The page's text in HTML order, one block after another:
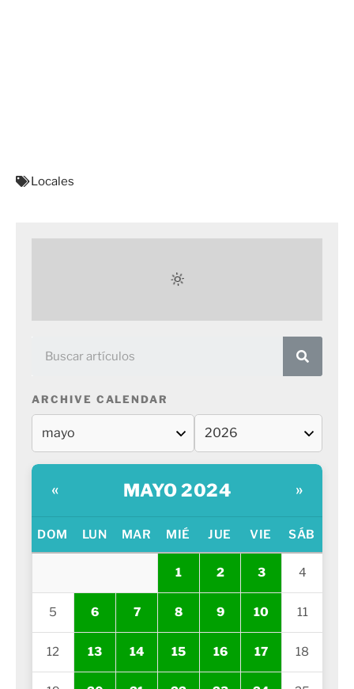
Locales
ARCHIVE CALENDAR
« MAYO 2024 »
DOM LUN MAR MIÉ JUE VIE SÁB
1 2 3 4
5 6 7 8 9 10 11
12 13 14 15 16 17 18